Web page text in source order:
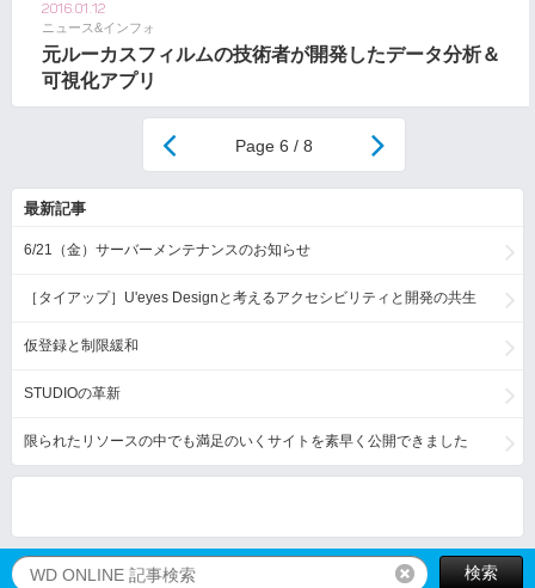
2016.01.12
ニュース&インフォ
元ルーカスフィルムの技術者が開発したデータ分析＆
可視化アプリ
6 / 8
最新記事
6/21（金）サーバーメンテナンスのお知らせ
［タイアップ］U'eyes Designと考えるアクセシビリティと開発の共生
仮登録と制限緩和
STUDIOの革新
限られたリソースの中でも満足のいくサイトを素早く公開できました
リセット検索